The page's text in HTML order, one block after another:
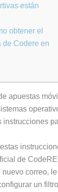
están
obtener el
de Codere en
apuestas
instrucciones
de
nuevo correo,
un